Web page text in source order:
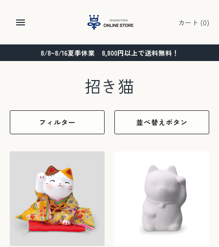
ン
カート (0)
8/8~8/16夏季休業 8,800円以上で送料無料！
招き猫
フィルター 並べ替えボタン